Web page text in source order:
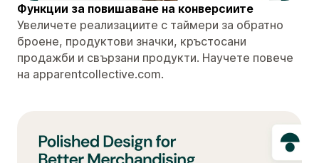
Функции за повишаване на конверсиите
Увеличете реализациите с таймери за обратно
броене, продуктови значки, кръстосани
продажби и свързани продукти. Научете повече
на apparentcollective.com.